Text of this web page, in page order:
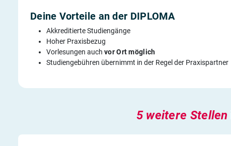
Deine Vorteile an der DIPLOMA
Akkreditierte Studiengänge
Hoher Praxisbezug
Vorlesungen auch vor Ort möglich
Studiengebühren übernimmt in der Regel der Praxispartner
5 weitere Stellen